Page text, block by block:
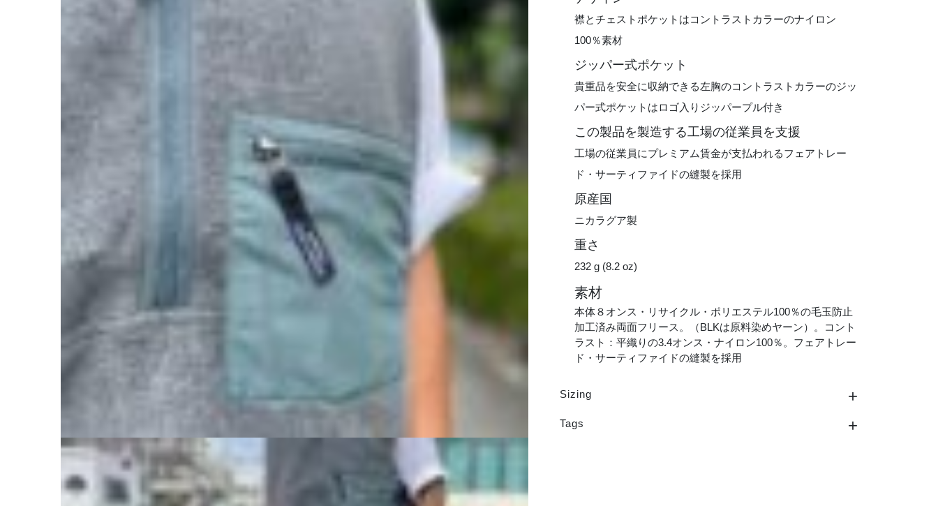
襟とチェストポケットはコントラストカラーのナイロン
100％素材
ジッパー式ポケット
貴重品を安全に収納できる左胸のコントラストカラーのジッ
パー式ポケットはロゴ入りジッパープル付き
この製品を製造する工場の従業員を支援
工場の従業員にプレミアム賃金が支払われるフェアトレー
ド・サーティファイドの縫製を採用
原産国
ニカラグア製
重さ
232 g (8.2 oz)
素材
本体８オンス・リサイクル・ポリエステル100％の毛玉防止
加工済み両面フリース。（BLKは原料染めヤーン）。コント
ラスト：平織りの3.4オンス・ナイロン100％。フェアトレー
ド・サーティファイドの縫製を採用
Sizing
Tags